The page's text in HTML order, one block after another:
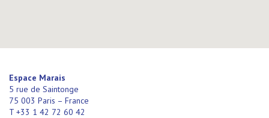
Espace Marais
5 rue de Saintonge
75 003 Paris – France
T +33 1 42 72 60 42